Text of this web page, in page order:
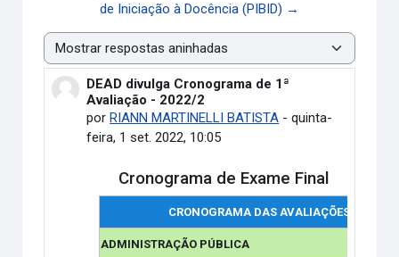
de Iniciação à Docência (PIBID) →
Modo de visualização
DEAD divulga Cronograma de 1ª
Avaliação - 2022/2
porRIANN MARTINELLI BATISTA -quinta-
feira, 1 set. 2022, 10:05
Número de respostas: 0
Cronograma de Exame Final
CRONOGRAMA DAS AVALIAÇÕES
ADMINISTRAÇÃO PÚBLICA